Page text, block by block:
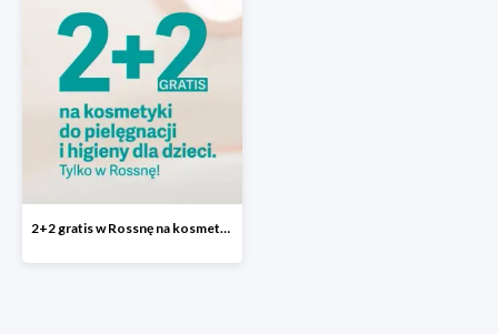
2+2 gratis w Rossnę na kosmetyki do pielęgnacji i higieny dla dzieci